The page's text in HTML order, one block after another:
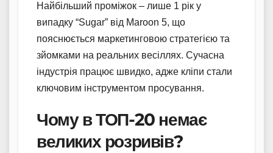
Найбільший проміжок – лише 1 рік у
випадку “Sugar” від Maroon 5, що
пояснюється маркетинговою стратегією та
зйомками на реальних весіллях. Сучасна
індустрія працює швидко, адже кліпи стали
ключовим інструментом просування.
Чому в ТОП-20 немає
великих розривів?